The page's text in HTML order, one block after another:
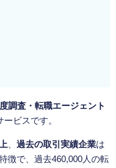
調査・転職エージェント
ビスです。
過去の取引実績企業は
徴で、過去460,000人の転